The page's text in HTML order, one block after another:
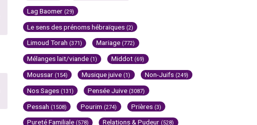
Lag Baomer (29)
Le sens des prénoms hébraïques (2)
Limoud Torah (371) Mariage (772)
Mélanges lait/viande (1) Middot (69)
Moussar (154) Musique juive (1) Non-Juifs (249)
Nos Sages (131) Pensée Juive (3087)
Pessah (1508) Pourim (274) Prières (3)
Pureté Familiale (578) Relations & Pudeur (528)